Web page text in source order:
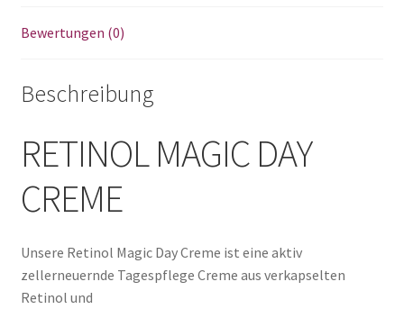
Bewertungen (0)
Beschreibung
RETINOL MAGIC DAY
CREME
Unsere Retinol Magic Day Creme ist eine aktiv
zellerneuernde Tagespflege Creme aus verkapselten
Retinol und